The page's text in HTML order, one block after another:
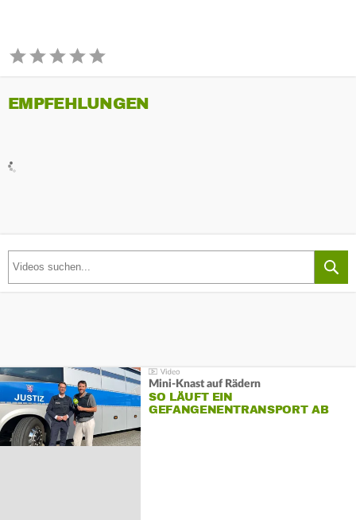
EMPFEHLUNGEN
Mini-Knast auf Rädern
SO LÄUFT EIN
GEFANGENENTRANSPORT AB